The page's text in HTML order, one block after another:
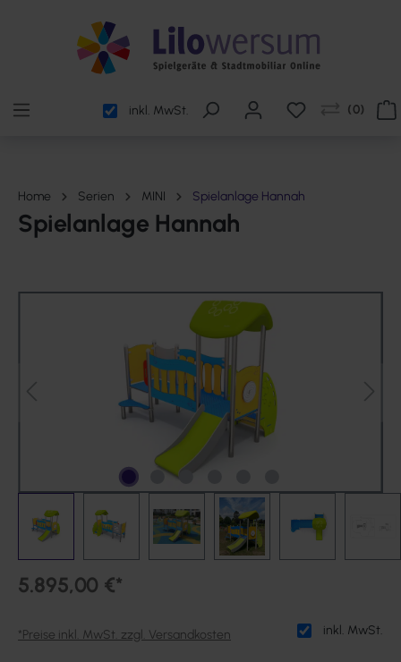
inkl. MwSt. (0)
Home Serien MINI Spielanlage Hannah
Spielanlage Hannah
5.895,00 €*
inkl. MwSt.
*Preise inkl. MwSt. zzgl. Versandkosten